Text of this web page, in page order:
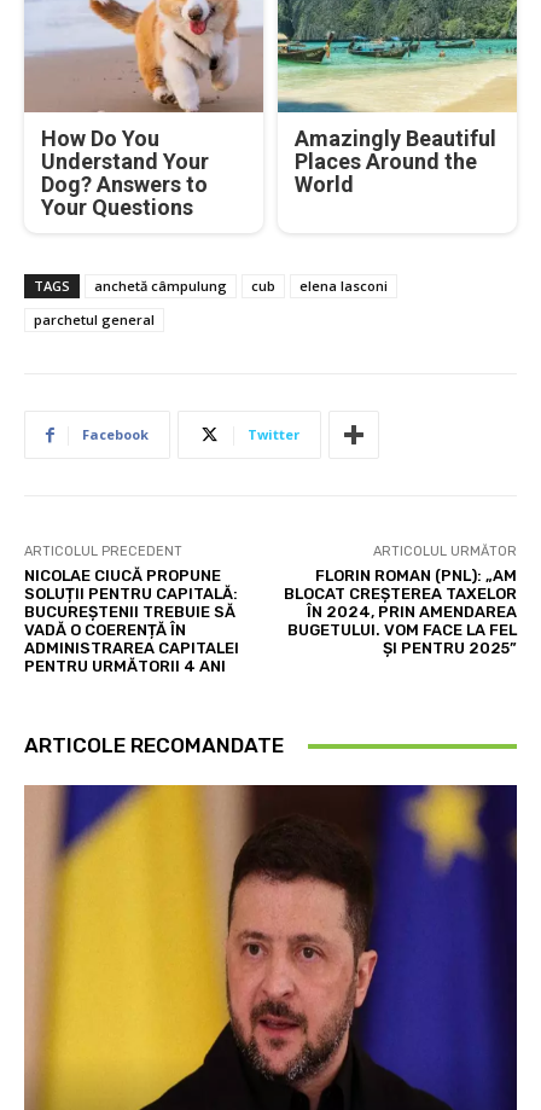
How Do You
Understand Your
Dog? Answers to
Your Questions
Amazingly Beautiful
Places Around the
World
TAGS anchetă câmpulung cub
elena lasconi
parchetul general
Facebook Twitter
ARTICOLUL PRECEDENT
NICOLAE CIUCĂ PROPUNE
SOLUȚII PENTRU CAPITALĂ:
BUCUREȘTENII TREBUIE SĂ
VADĂ O COERENȚĂ ÎN
ADMINISTRAREA CAPITALEI
PENTRU URMĂTORII 4 ANI
ARTICOLUL URMĂTOR
FLORIN ROMAN (PNL): „AM
BLOCAT CREȘTEREA TAXELOR
ÎN 2024, PRIN AMENDAREA
BUGETULUI. VOM FACE LA FEL
ȘI PENTRU 2025”
ARTICOLE RECOMANDATE